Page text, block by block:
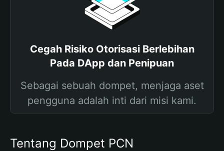
Cegah Risiko Otorisasi Berlebihan
Pada DApp dan Penipuan
Sebagai sebuah dompet, menjaga aset
pengguna adalah inti dari misi kami.
Tentang Dompet PCN